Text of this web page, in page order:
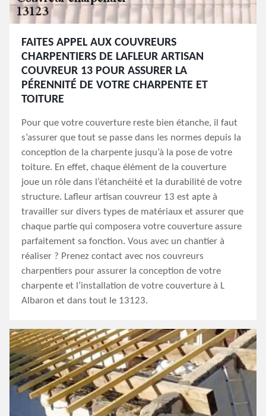
FAITES APPEL AUX COUVREURS
CHARPENTIERS DE LAFLEUR ARTISAN
COUVREUR 13 POUR ASSURER LA
PÉRENNITÉ DE VOTRE CHARPENTE ET
TOITURE
Pour que votre couverture reste bien étanche, il faut
s’assurer que tout se passe dans les normes depuis la
conception de la charpente jusqu’à la pose de votre
toiture. En effet, chaque élément de la couverture
joue un rôle dans l’étanchéité et la durabilité de votre
structure. Lafleur artisan couvreur 13 est apte à
travailler sur divers types de matériaux et assurer que
chaque partie qui composera votre couverture assure
parfaitement sa fonction. Vous avec un chantier à
réaliser ? Prenez contact avec nos couvreurs
charpentiers pour assurer la conception de votre
charpente et l’installation de votre couverture à L
Albaron et dans tout le 13123.